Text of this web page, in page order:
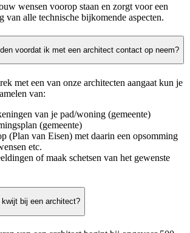
wensen voorop staan en zorgt voor een
van alle technische bijkomende aspecten.
voordat ik met een architect contact op neem?
met een van onze architecten aangaat kun je
van:
van je pad/woning (gemeente)
(gemeente)
(Plan van Eisen) met daarin een opsomming
etc.
of maak schetsen van het gewenste
bij een architect?